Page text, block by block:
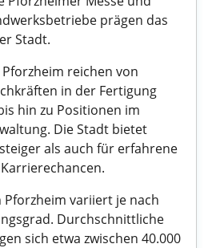
prägen das
Stadt.
reichen von
in der Fertigung
hin zu Positionen im
Die Stadt bietet
als auch für erfahrene
Pforzheim variiert je nach
Durchschnittliche
sich etwa zwischen 40.000